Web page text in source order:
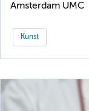
Amsterdam UMC
Kunst